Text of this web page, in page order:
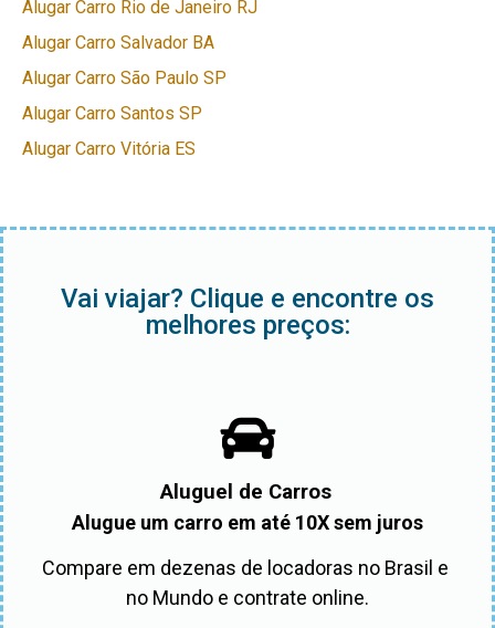
Alugar Carro Rio de Janeiro RJ
Alugar Carro Salvador BA
Alugar Carro São Paulo SP
Alugar Carro Santos SP
Alugar Carro Vitória ES
Vai viajar? Clique e encontre os
melhores preços:
Aluguel de Carros
Alugue um carro em até 10X sem juros
Compare em dezenas de locadoras no Brasil e
no Mundo e contrate online.